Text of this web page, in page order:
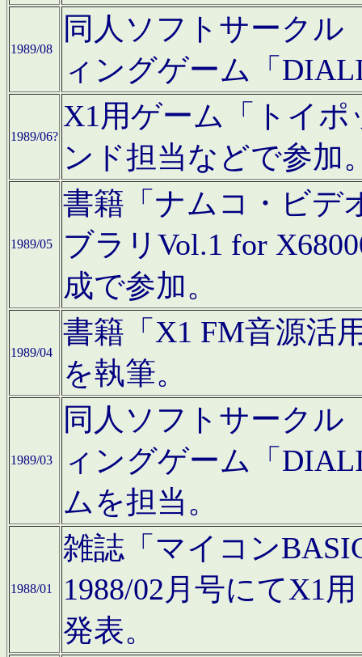
1989/08
同人ソフトサークル
ィングゲーム「
1989/06?
X1用ゲーム「トイ
ンド担当などで参加
1989/05
書籍「ナムコ・ビデ
ブラリVol.1 for
成で参加。
1989/04
書籍「X1 FM音源活
を執筆。
1989/03
同人ソフトサークル
ィングゲーム「
ムを担当。
1988/01
雑誌「マイコン
1988/02月号にてX1
発表。